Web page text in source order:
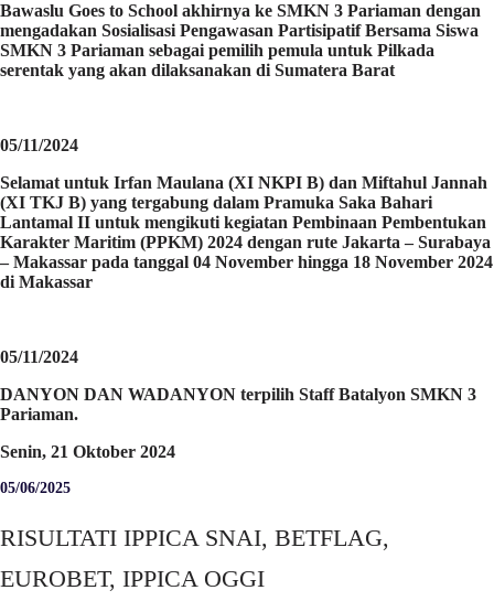
Bawaslu Goes to School akhirnya ke SMKN 3 Pariaman dengan
mengadakan Sosialisasi Pengawasan Partisipatif Bersama Siswa
SMKN 3 Pariaman sebagai pemilih pemula untuk Pilkada
serentak yang akan dilaksanakan di Sumatera Barat
05/11/2024
Selamat untuk Irfan Maulana (XI NKPI B) dan Miftahul Jannah
(XI TKJ B) yang tergabung dalam Pramuka Saka Bahari
Lantamal II untuk mengikuti kegiatan Pembinaan Pembentukan
Karakter Maritim (PPKM) 2024 dengan rute Jakarta – Surabaya
– Makassar pada tanggal 04 November hingga 18 November 2024
di Makassar
05/11/2024
DANYON DAN WADANYON terpilih Staff Batalyon SMKN 3
Pariaman.
Senin, 21 Oktober 2024
05/06/2025
RISULTATI IPPICA SNAI, BETFLAG,
EUROBET, IPPICA OGGI